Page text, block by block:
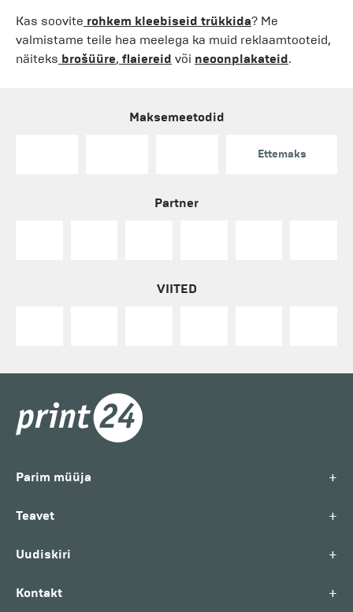
Kas soovite rohkem kleebiseid trükkida? Me
valmistame teile hea meelega ka muid reklaamtooteid,
näiteks brošüüre, flaiereid või neoonplakateid.
Maksemeetodid
Ettemaks
Partner
VIITED
Parim müüja +
Teavet +
Uudiskiri +
Kontakt +